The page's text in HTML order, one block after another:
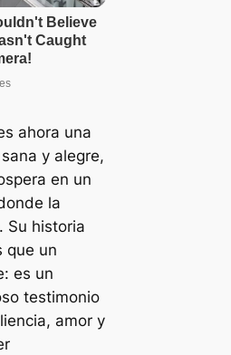
ahora una
y alegre,
en un
la
Su historia
que un
es un
testimonio
amor y